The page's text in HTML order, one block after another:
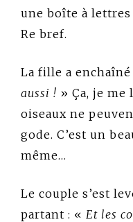
une boîte à lettres
Re bref.
La fille a enchaîné
aussi ! » Ça, je me
oiseaux ne
gode. C’est un
même…
Le couple s’est
partant : « Et les